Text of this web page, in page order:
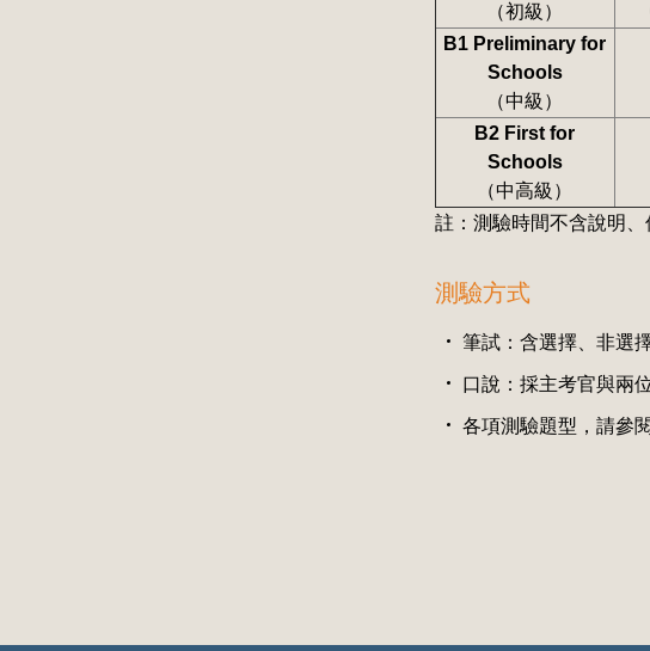
（初級）
B1 Preliminary for
Schools
（中級）
B2 First for
Schools
（中高級）
註：測驗時間不含說明、
測驗方式
筆試：含選擇、非選
口說：採主考官與兩
各項測驗題型，請參閱